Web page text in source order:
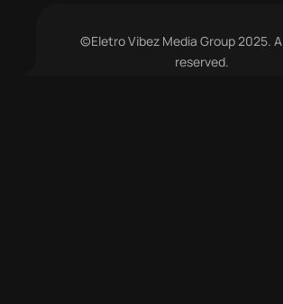
©Eletro Vibez Media Group 2025.
reserved.